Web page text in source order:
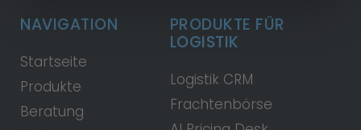
NAVIGATION
Startseite
Produkte
Beratung
PRODUKTE FÜR
LOGISTIK
Logistik CRM
Frachtenbörse